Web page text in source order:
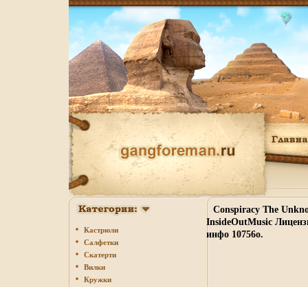
Кастрюли
Салфетки
Скатерти
Вилки
Кружки
Conspiracy The
InsideOutMusic
инфо 10756o.